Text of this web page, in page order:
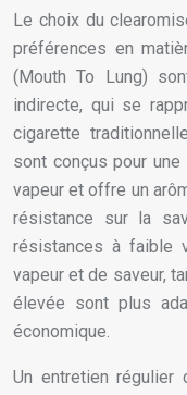
Le choix du
préférences en
(Mouth To Lung)
indirecte, qui se
cigarette
sont conçus pour
vapeur et offre un
résistance sur la
résistances à faible
vapeur et de saveur,
élevée sont plus
économique.
Un entretien